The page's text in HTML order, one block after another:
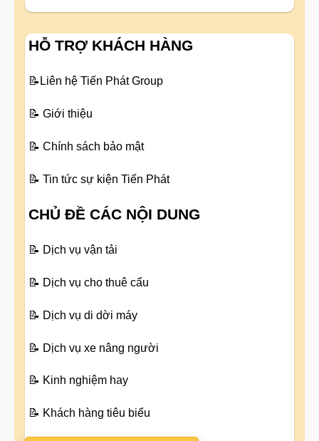
HỖ TRỢ KHÁCH HÀNG
📝 Liên hệ Tiến Phát Group
📝 Giới thiệu
📝 Chính sách bảo mật
📝 Tin tức sự kiện Tiến Phát
CHỦ ĐỀ CÁC NỘI DUNG
📝 Dịch vụ vận tải
📝 Dịch vụ cho thuê cẩu
📝 Dịch vụ di dời máy
📝 Dịch vụ xe nâng người
📝 Kinh nghiệm hay
📝 Khách hàng tiêu biểu